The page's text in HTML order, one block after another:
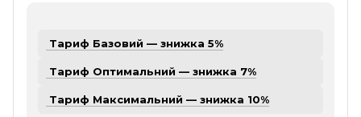
Тариф Базовий — знижка 5%
Тариф Оптимальний — знижка 7%
Тариф Максимальний — знижка 10%